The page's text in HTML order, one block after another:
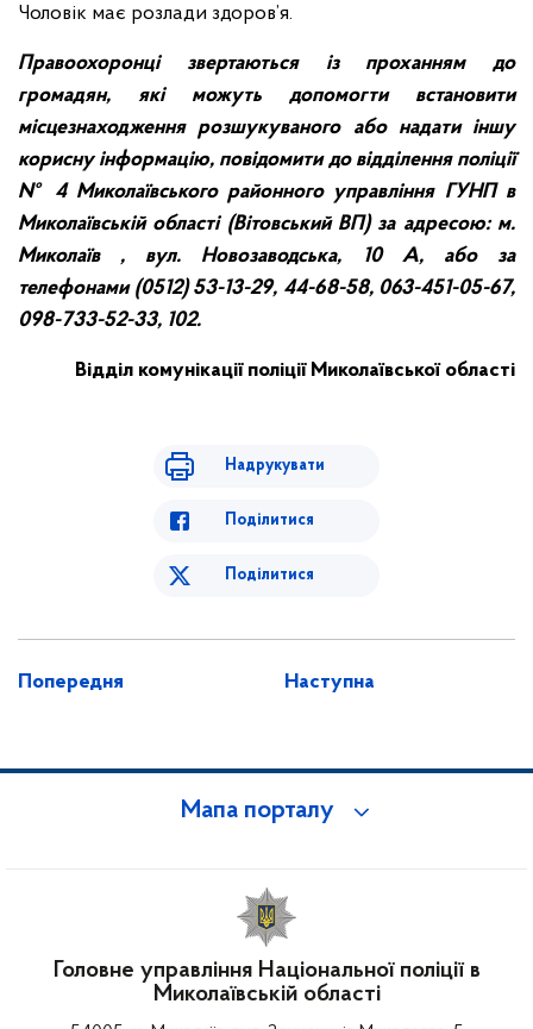
Чоловік має розлади здоров’я.
Правоохоронці звертаються із проханням до
громадян, які можуть допомогти встановити
місцезнаходження розшукуваного або надати іншу
корисну інформацію, повідомити до відділення поліції
№ 4 Миколаївського районного управління ГУНП в
Миколаївській області (Вітовський ВП) за адресою: м.
Миколаїв , вул. Новозаводська, 10 А, або за
телефонами (0512) 53-13-29, 44-68-58, 063-451-05-67,
098-733-52-33, 102.
Відділ комунікації поліції Миколаївської області
Надрукувати
Поділитися
Поділитися
Попередня Наступна
Мапа порталу
Головне управління Національної поліції в
Миколаївській області